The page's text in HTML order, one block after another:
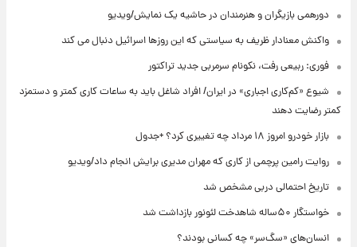
دورهمی بازیگران و هنرمندان در حاشیه یک نمایش/ویدیو
واکنش معنادار ظریف به سیاستی که این روزها اسرائیل دنبال می کند
فوری: ربیعی رفت، نکونام سرمربی جدید تراکتور
شیوع «کم‌کاری اجباری» در ایران/ افراد شاغل باید به ساعات کاری کمتر و دستمزد
کمتر رضایت دهند
بازار خودرو امروز ۱۸ مرداد چه تغییری کرد؟ +جدول
روایت رامین پرچمی از کاری که مهران مدیری برایش انجام داد/ویدیو
تاریخ احتمالی دربی مشخص شد
خواستگار ۵۰ساله شاهدخت لئونور بازداشت شد
انسان‌های «سگ‌سر» چه کسانی بودند؟